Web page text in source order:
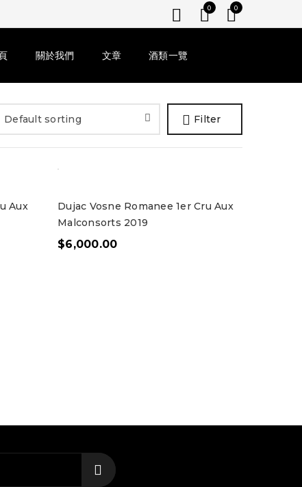
0
0
關於我們 文章 酒類一覽
Filter
Default sorting
Aux
Dujac Vosne Romanee 1er Cru Aux
Malconsorts 2019
$6,000.00